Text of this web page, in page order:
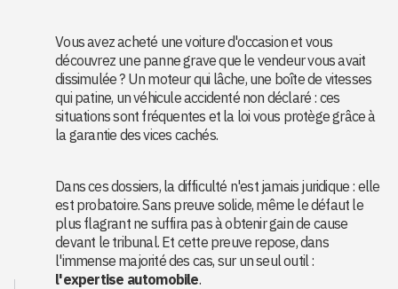
Vous avez acheté une voiture d'occasion et vous
découvrez une panne grave que le vendeur vous avait
dissimulée ? Un moteur qui lâche, une boîte de vitesses
qui patine, un véhicule accidenté non déclaré : ces
situations sont fréquentes et la loi vous protège grâce à
la garantie des vices cachés.
Dans ces dossiers, la difficulté n'est jamais juridique : elle
est probatoire. Sans preuve solide, même le défaut le
plus flagrant ne suffira pas à obtenir gain de cause
devant le tribunal. Et cette preuve repose, dans
l'immense majorité des cas, sur un seul outil :
l'expertise automobile.